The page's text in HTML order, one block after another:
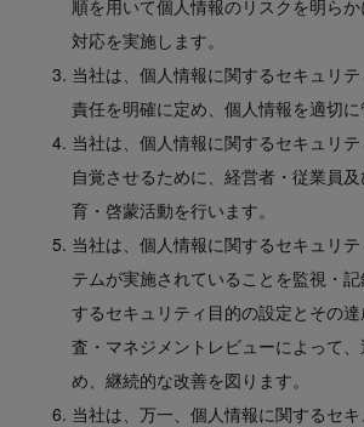
順を用いて個人情報のリスクを明ら
対応を実施します。
当社は、個人情報に関するセキュリ
責任を明確に定め、個人情報を適切に
当社は、個人情報に関するセキュリ
自覚させるために、経営者・従業員
育・啓蒙活動を行います。
当社は、個人情報に関するセキュリ
テムが実施されていることを監視・
するセキュリティ目的の設定とその
査・マネジメントレビューによって
め、継続的な改善を図ります。
当社は、万一、個人情報に関するセ